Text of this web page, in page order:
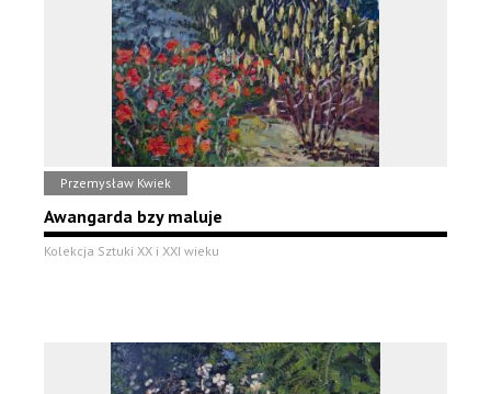
Przemysław Kwiek
Awangarda bzy maluje
Kolekcja Sztuki XX i XXI wieku